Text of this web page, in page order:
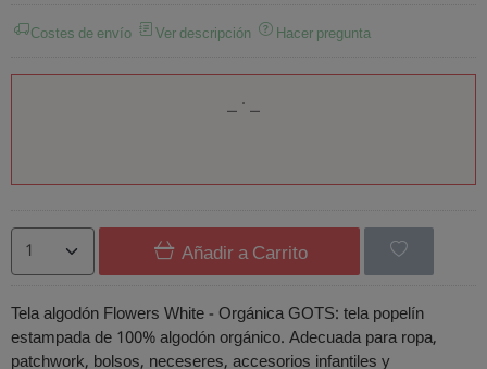
Costes de envío Ver descripción Hacer pregunta
Añadir a Carrito
Tela algodón Flowers White - Orgánica GOTS: tela popelín
estampada de 100% algodón orgánico. Adecuada para ropa,
patchwork, bolsos, neceseres, accesorios infantiles y